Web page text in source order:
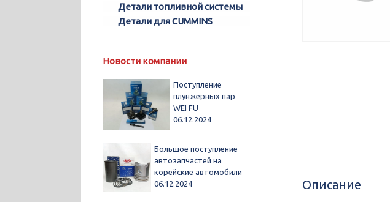
Описание
Детали топливной системы
Детали для CUMMINS
Новости компании
Поступление
плунжерных пар
WEI FU
06.12.2024
Большое поступление
автозапчастей на
корейские автомобили
06.12.2024